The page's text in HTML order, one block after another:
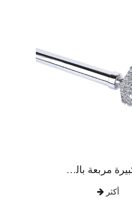
يد كبيرة مربعة بالكامل حفر قضيب ستارة سبائك الزنك
أكثر